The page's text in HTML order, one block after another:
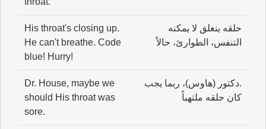
حلقه ينغلق لا يمكنه
التنفس، الطوارئ، حالاً
His throat's closing up.
He can't breathe. Code
blue! Hurry!
.دكتور (هاوس)، ربما يجب
كان حلقه ملتهباً
Dr. House, maybe we
should His throat was
sore.